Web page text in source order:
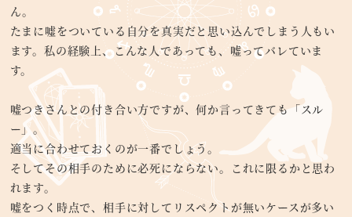
ん。
たまに嘘をついている自分を真実だと思い込んでしまう人もい
ます。私の経験上、こんな人であっても、嘘ってバレていま
す。
嘘つきさんとの付き合い方ですが、何か言ってきても「スル
ー」。
適当に合わせておくのが一番でしょう。
そしてその相手のために必死にならない。これに限るかと思わ
れます。
嘘をつく時点で、相手に対してリスペクトが無いケースが多い